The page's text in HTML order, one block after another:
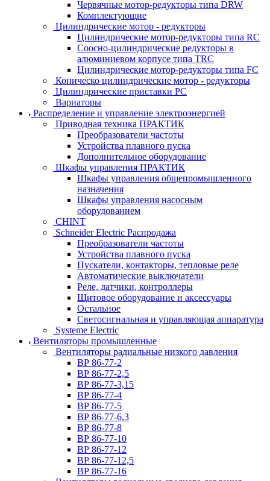
Червячные мотор-редукторы типа DRW
Комплектующие
Цилиндрические мотор - редукторы
Цилиндрические мотор-редукторы типа RC
Соосно-цилиндрические редукторы в
алюминиевом корпусе типа TRC
Цилиндрические мотор-редукторы типа FC
Коническо цилиндрические мотор - редукторы
Цилиндрические приставки PC
Вариаторы
Распределение и управление электроэнергией
Приводная техника ПРАКТИК
Преобразователи частоты
Устройства плавного пуска
Дополнительное оборудование
Шкафы управления ПРАКТИК
Шкафы управления общепромышленного
назначения
Шкафы управления насосным
оборудованием
CHINT
Schneider Electric Распродажа
Преобразователи частоты
Устройства плавного пуска
Пускатели, контакторы, тепловые реле
Автоматические выключатели
Реле, датчики, контроллеры
Щитовое оборудование и аксессуары
Остальное
Светосигнальная и управляющая аппаратура
Systeme Electric
Вентиляторы промышленные
Вентиляторы радиальные низкого давления
ВР 86-77-2
ВР 86-77-2,5
ВР 86-77-3,15
ВР 86-77-4
ВР 86-77-5
ВР 86-77-6,3
ВР 86-77-8
ВР 86-77-10
ВР 86-77-12
ВР 86-77-12,5
ВР 86-77-16